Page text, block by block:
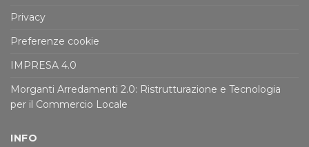
Privacy
Preferenze cookie
IMPRESA 4.0
Morganti Arredamenti 2.0: Ristrutturazione e Tecnologia
per il Commercio Locale
INFO